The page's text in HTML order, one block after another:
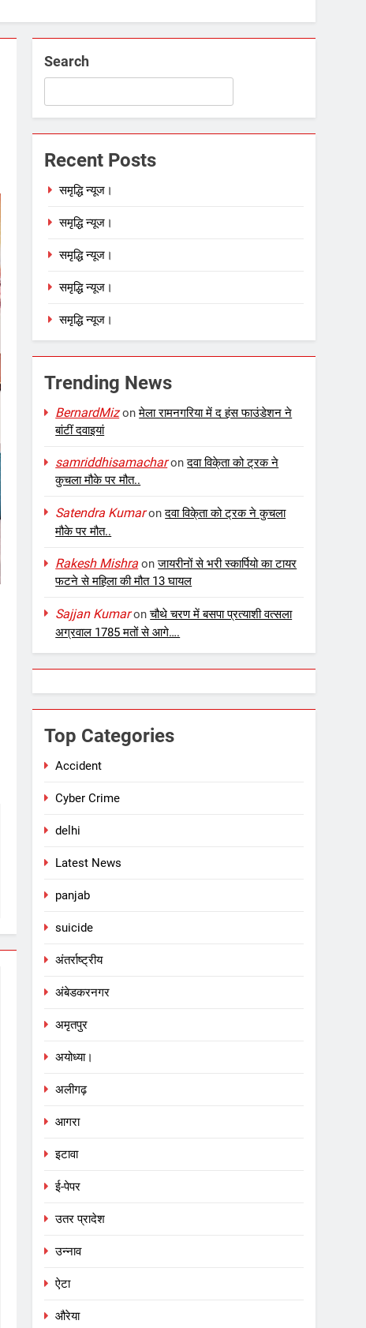
Search
Recent Posts
समृद्धि न्यूज।
समृद्धि न्यूज।
समृद्धि न्यूज।
समृद्धि न्यूज।
समृद्धि न्यूज।
Trending News
BernardMizonमेला रामनगरिया में द हंस फाउंडेशन ने
बांटीं दवाइयां
samriddhisamacharonदवा विके्ता को ट्रक ने
कुचला मौके पर मौत..
Satendra Kumaronदवा विके्ता को ट्रक ने कुचला
मौके पर मौत..
Rakesh Mishra onजायरीनों से भरी स्कार्पियो का टायर
फटने से महिला की मौत 13 घायल
Sajjan Kumaronचौथे चरण में बसपा प्रत्याशी वत्सला
अग्रवाल 1785 मतों से आगे….
Top Categories
Accident
Cyber Crime
delhi
Latest News
panjab
suicide
अंतर्राष्ट्रीय
अंबेडकरनगर
अमृतपुर
अयोध्या।
अलीगढ़
आगरा
इटावा
ई-पेपर
उतर प्रादेश
उन्नाव
ऐटा
औरेया